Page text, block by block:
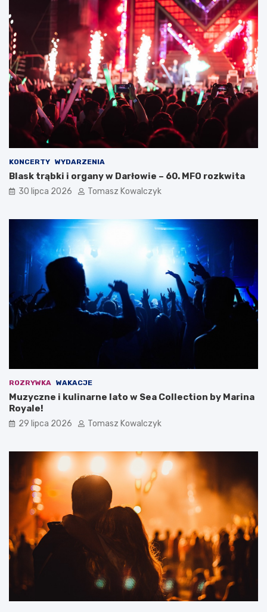
KONCERTY WYDARZENIA
Blask trąbki i organy w Darłowie – 60. MFO rozkwita
30 lipca 2026 Tomasz Kowalczyk
ROZRYWKA WAKACJE
Muzyczne i kulinarne lato w Sea Collection by Marina
Royale!
29 lipca 2026 Tomasz Kowalczyk